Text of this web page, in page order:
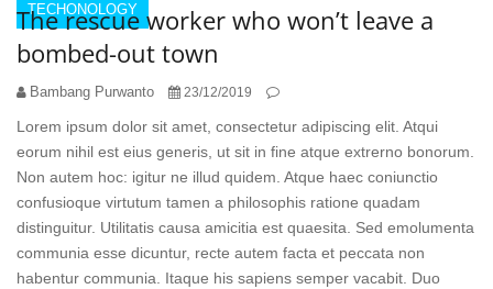
TECHONOLOGY
The rescue worker who won’t leave a
bombed-out town
Bambang Purwanto 23/12/2019
Lorem ipsum dolor sit amet, consectetur adipiscing elit. Atqui
eorum nihil est eius generis, ut sit in fine atque extrerno bonorum.
Non autem hoc: igitur ne illud quidem. Atque haec coniunctio
confusioque virtutum tamen a philosophis ratione quadam
distinguitur. Utilitatis causa amicitia est quaesita. Sed emolumenta
communia esse dicuntur, recte autem facta et peccata non
habentur communia. Itaque his sapiens semper vacabit. Duo